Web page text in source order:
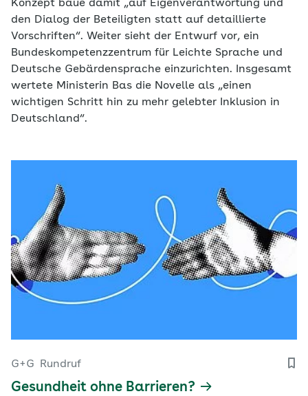
Konzept baue damit „auf Eigenverantwortung und
den Dialog der Beteiligten statt auf detaillierte
Vorschriften“. Weiter sieht der Entwurf vor, ein
Bundeskompetenzzentrum für Leichte Sprache und
Deutsche Gebärdensprache einzurichten. Insgesamt
wertete Ministerin Bas die Novelle als „einen
wichtigen Schritt hin zu mehr gelebter Inklusion in
Deutschland“.
G+G Rundruf
Gesundheit ohne Barrieren?